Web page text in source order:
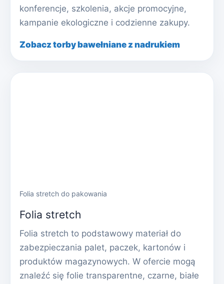
konferencje, szkolenia, akcje promocyjne,
kampanie ekologiczne i codzienne zakupy.
Zobacz torby bawełniane z nadrukiem
Folia stretch do pakowania
Folia stretch
Folia stretch to podstawowy materiał do
zabezpieczania palet, paczek, kartonów i
produktów magazynowych. W ofercie mogą
znaleźć się folie transparentne, czarne, białe